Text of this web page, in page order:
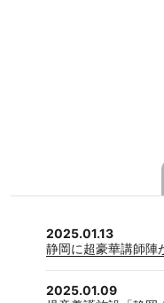
2025.01.13
静岡に超豪華講師陣
2025.01.09